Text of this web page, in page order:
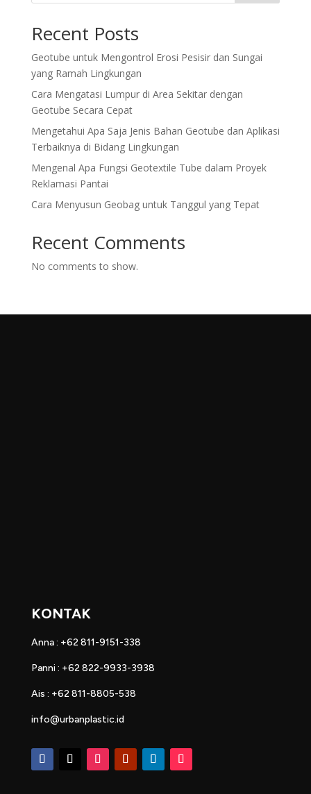
Recent Posts
Geotube untuk Mengontrol Erosi Pesisir dan Sungai
yang Ramah Lingkungan
Cara Mengatasi Lumpur di Area Sekitar dengan
Geotube Secara Cepat
Mengetahui Apa Saja Jenis Bahan Geotube dan Aplikasi
Terbaiknya di Bidang Lingkungan
Mengenal Apa Fungsi Geotextile Tube dalam Proyek
Reklamasi Pantai
Cara Menyusun Geobag untuk Tanggul yang Tepat
Recent Comments
No comments to show.
KONTAK
Anna : +62 811-9151-338
Panni : +62 822-9933-3938
Ais : +62 811-8805-538
info@urbanplastic.id